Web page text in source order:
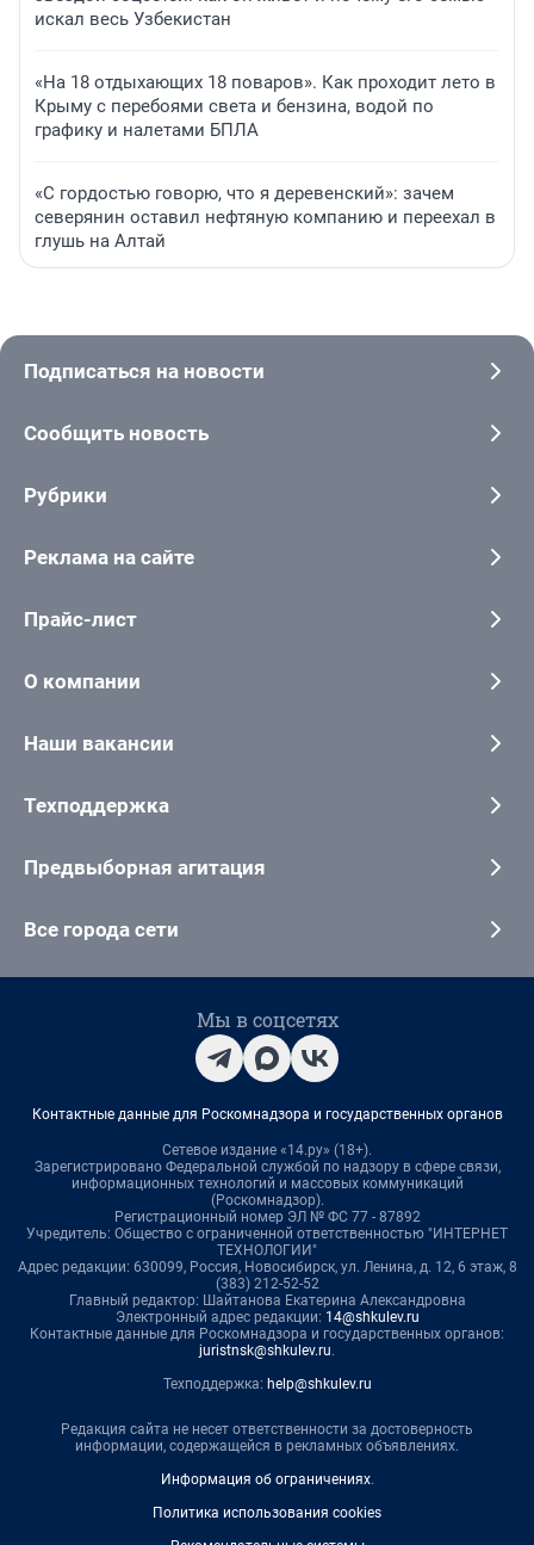
искал весь Узбекистан
«На 18 отдыхающих 18 поваров». Как проходит лето в
Крыму с перебоями света и бензина, водой по
графику и налетами БПЛА
«С гордостью говорю, что я деревенский»: зачем
северянин оставил нефтяную компанию и переехал в
глушь на Алтай
Подписаться на новости
Сообщить новость
Рубрики
Реклама на сайте
Прайс-лист
О компании
Наши вакансии
Техподдержка
Предвыборная агитация
Все города сети
Мы в соцсетях
Контактные данные для Роскомнадзора и государственных органов
Сетевое издание «14.ру» (18+).
Зарегистрировано Федеральной службой по надзору в сфере связи,
информационных технологий и массовых коммуникаций
(Роскомнадзор).
Регистрационный номер ЭЛ № ФС 77 - 87892
Учредитель: Общество с ограниченной ответственностью "ИНТЕРНЕТ
ТЕХНОЛОГИИ"
Адрес редакции: 630099, Россия, Новосибирск, ул. Ленина, д. 12, 6 этаж, 8
(383) 212-52-52
Главный редактор: Шайтанова Екатерина Александровна
Электронный адрес редакции: 14@shkulev.ru
Контактные данные для Роскомнадзора и государственных органов:
juristnsk@shkulev.ru.
Техподдержка: help@shkulev.ru
Редакция сайта не несет ответственности за достоверность
информации, содержащейся в рекламных объявлениях.
Информация об ограничениях.
Политика использования cookies